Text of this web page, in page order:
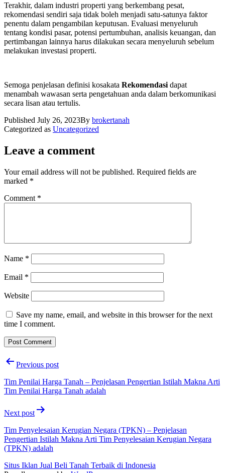
Terakhir, dalam industri properti yang berkembang pesat,
rekomendasi sendiri saja tidak boleh menjadi satu-satunya faktor
penentu dalam pengambilan keputusan. Evaluasi menyeluruh
tentang kondisi pasar, potensi pertumbuhan, analisis keuangan, dan
pertimbangan lainnya harus dilakukan secara menyeluruh sebelum
melakukan investasi properti.
Semoga penjelasan definisi kosakata Rekomendasi dapat
menambah wawasan serta pengetahuan anda dalam berkomunikasi
secara lisan atau tertulis.
Published July 26, 2023By brokertanah
Categorized as Uncategorized
Leave a comment
Your email address will not be published. Required fields are
marked *
Comment *
Name *
Email *
Website
Save my name, email, and website in this browser for the next
time I comment.
PostPrevious post
Tim Penilai Harga Tanah – Penjelasan Pengertian Istilah Makna Arti
Tim Penilai Harga Tanah adalah
Next post
Tim Penyelesaian Kerugian Negara (TPKN) – Penjelasan
Pengertian Istilah Makna Arti Tim Penyelesaian Kerugian Negara
(TPKN) adalah
Situs Iklan Jual Beli Tanah Terbaik di Indonesia